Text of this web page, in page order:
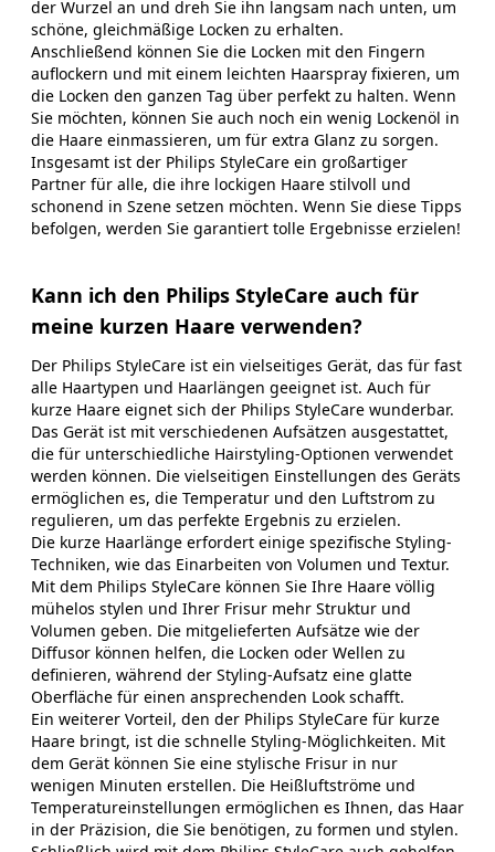
der Wurzel an und dreh Sie ihn langsam nach unten, um
schöne, gleichmäßige Locken zu erhalten.
Anschließend können Sie die Locken mit den Fingern
auflockern und mit einem leichten Haarspray fixieren, um
die Locken den ganzen Tag über perfekt zu halten. Wenn
Sie möchten, können Sie auch noch ein wenig Lockenöl in
die Haare einmassieren, um für extra Glanz zu sorgen.
Insgesamt ist der Philips StyleCare ein großartiger
Partner für alle, die ihre lockigen Haare stilvoll und
schonend in Szene setzen möchten. Wenn Sie diese Tipps
befolgen, werden Sie garantiert tolle Ergebnisse erzielen!
Kann ich den Philips StyleCare auch für
meine kurzen Haare verwenden?
Der Philips StyleCare ist ein vielseitiges Gerät, das für fast
alle Haartypen und Haarlängen geeignet ist. Auch für
kurze Haare eignet sich der Philips StyleCare wunderbar.
Das Gerät ist mit verschiedenen Aufsätzen ausgestattet,
die für unterschiedliche Hairstyling-Optionen verwendet
werden können. Die vielseitigen Einstellungen des Geräts
ermöglichen es, die Temperatur und den Luftstrom zu
regulieren, um das perfekte Ergebnis zu erzielen.
Die kurze Haarlänge erfordert einige spezifische Styling-
Techniken, wie das Einarbeiten von Volumen und Textur.
Mit dem Philips StyleCare können Sie Ihre Haare völlig
mühelos stylen und Ihrer Frisur mehr Struktur und
Volumen geben. Die mitgelieferten Aufsätze wie der
Diffusor können helfen, die Locken oder Wellen zu
definieren, während der Styling-Aufsatz eine glatte
Oberfläche für einen ansprechenden Look schafft.
Ein weiterer Vorteil, den der Philips StyleCare für kurze
Haare bringt, ist die schnelle Styling-Möglichkeiten. Mit
dem Gerät können Sie eine stylische Frisur in nur
wenigen Minuten erstellen. Die Heißluftströme und
Temperatureinstellungen ermöglichen es Ihnen, das Haar
in der Präzision, die Sie benötigen, zu formen und stylen.